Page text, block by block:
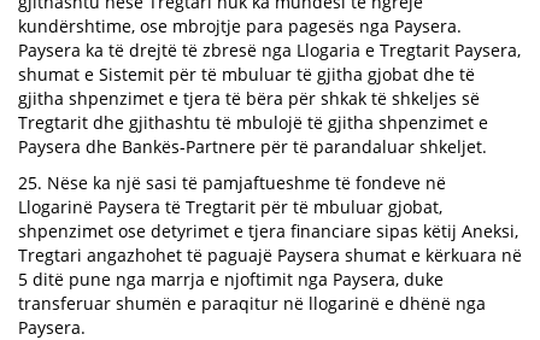
kundërshtime, ose mbrojtje para pagesës nga Paysera.
Paysera ka të drejtë të zbresë nga Llogaria e Tregtarit Paysera,
shumat e Sistemit për të mbuluar të gjitha gjobat dhe të
gjitha shpenzimet e tjera të bëra për shkak të shkeljes së
Tregtarit dhe gjithashtu të mbulojë të gjitha shpenzimet e
Paysera dhe Bankës-Partnere për të parandaluar shkeljet.
25. Nëse ka një sasi të pamjaftueshme të fondeve në
Llogarinë Paysera të Tregtarit për të mbuluar gjobat,
shpenzimet ose detyrimet e tjera financiare sipas këtij Aneksi,
Tregtari angazhohet të paguajë Paysera shumat e kërkuara në
5 ditë pune nga marrja e njoftimit nga Paysera, duke
transferuar shumën e paraqitur në llogarinë e dhënë nga
Paysera.